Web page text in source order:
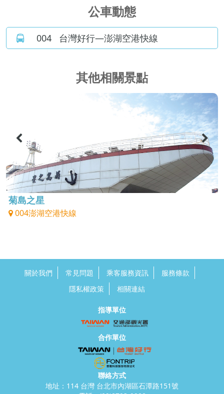
公車動態
004 台灣好行—澎湖空港快線
其他相關景點
菊島之星
004澎湖空港快線
關於我們 常見問題 乘客服務資訊
服務條款
隱私權政策
相關連結
指導單位
合作單位
聯絡方式
地址：114 台灣 台北市內湖區石潭路151號